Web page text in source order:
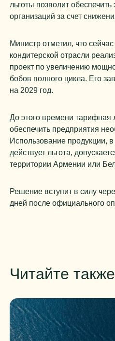
льготы позволит
организаций за счет
Министр отметил, что
кондитерской отрасли
проект по увеличению
бобов полного цикла. Его
на 2029 год.
До этого времени тарифная
обеспечить предприятия
Использование продукции,
действует льгота,
территории Армении или
Решение вступит в силу
дней после официального
Читайте также